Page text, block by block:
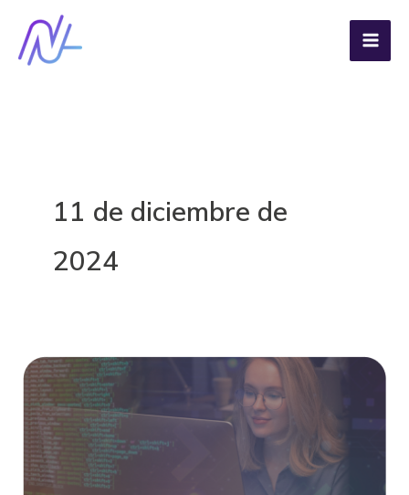
contenido
11 de diciembre de
2024
Las
tecnologías
que
tendrán
más